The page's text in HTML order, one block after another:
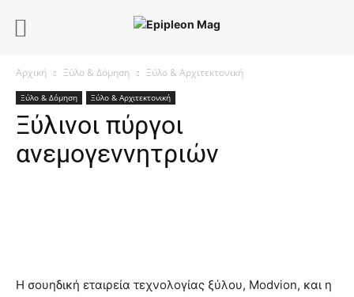
Αρχική Ξύλο & Δόμηση Ξύλο & Αρχιτεκτονική
Ξύλο & Δόμηση Ξύλο & Αρχιτεκτονική
Ξύλινοι πύργοι
ανεμογεννητριών
Η σουηδική εταιρεία τεχνολογίας ξύλου, Modvion, και η